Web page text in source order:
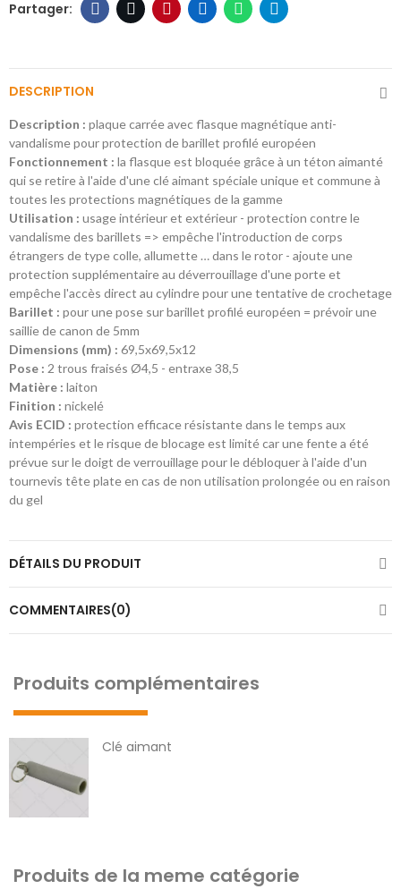
DESCRIPTION
Description : plaque carrée avec flasque magnétique anti-
vandalisme pour protection de barillet profilé européen
Fonctionnement : la flasque est bloquée grâce à un téton aimanté
qui se retire à l'aide d'une clé aimant spéciale unique et commune à
toutes les protections magnétiques de la gamme
Utilisation : usage intérieur et extérieur - protection contre le
vandalisme des barillets => empêche l'introduction de corps
étrangers de type colle, allumette … dans le rotor - ajoute une
protection supplémentaire au déverrouillage d'une porte et
empêche l'accès direct au cylindre pour une tentative de crochetage
Barillet : pour une pose sur barillet profilé européen = prévoir une
saillie de canon de 5mm
Dimensions (mm) : 69,5x69,5x12
Pose : 2 trous fraisés Ø4,5 - entraxe 38,5
Matière : laiton
Finition : nickelé
Avis ECID : protection efficace résistante dans le temps aux
intempéries et le risque de blocage est limité car une fente a été
prévue sur le doigt de verrouillage pour le débloquer à l'aide d'un
tournevis tête plate en cas de non utilisation prolongée ou en raison
du gel
DÉTAILS DU PRODUIT
COMMENTAIRES(0)
Produits complémentaires
Clé aimant
Produits de la meme catégorie